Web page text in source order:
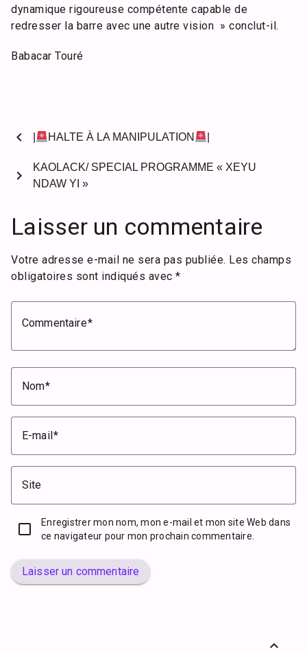
dynamique rigoureuse compétente capable de
redresser la barre avec une autre vision » conclut-il.
Babacar Touré
chevron_left HALTE À LA MANIPULATION
KAOLACK/ SPECIAL PROGRAMME « XEYU
NDAW YI »
chevron_right
Laisser un commentaire
Votre adresse e-mail ne sera pas publiée. Les champs
obligatoires sont indiqués avec *
Commentaire
Nom
E-mail
Site
Enregistrer mon nom, mon e-mail et mon site Web dans
ce navigateur pour mon prochain commentaire.
Laisser un commentaire
expand_less